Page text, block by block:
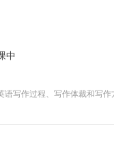
、练习训练方法示范等，并
学生能够熟练掌握正确的
内容的练习与训练。4、能
翻转课堂的教学使学生初步
球技术动作教学视频文件为
率。8、将课程的教学内容
立足打造精品，更要符合应
中
写作过程、写作体裁和写作